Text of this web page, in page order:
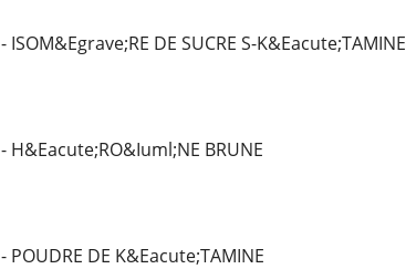
- ISOM&Egrave;RE DE SUCRE S-K&Eacute;TAMINE
- H&Eacute;RO&Iuml;NE BRUNE
- POUDRE DE K&Eacute;TAMINE